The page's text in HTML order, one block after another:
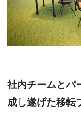
社内チームとパ
成し遂げた移転